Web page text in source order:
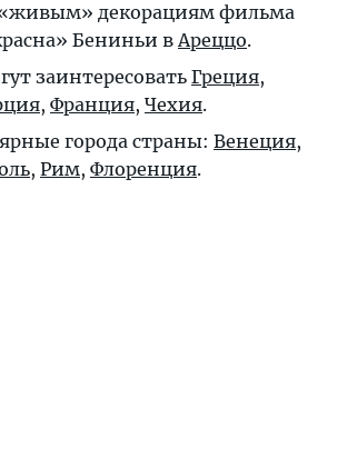
«живым» декорациям фильма
Бениньи вАреццо.
заинтересовать Греция,
, Франция, Чехия.
города страны: Венеция,
, Рим, Флоренция.